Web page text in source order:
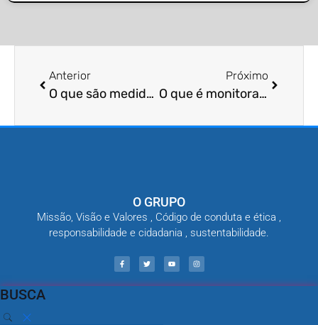
Anterior
O que são medidas de manejo de escorpiões?
Próximo
O que é monitoramento de ácaros?
O GRUPO
Missão, Visão e Valores , Código de conduta e ética ,
responsabilidade e cidadania , sustentabilidade.
BUSCA